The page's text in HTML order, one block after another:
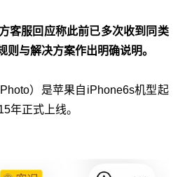
客服回应称此前已多次收到同类
则与解决方案作出明确说明。
）是苹果自iPhone6s机型起
年正式上线。